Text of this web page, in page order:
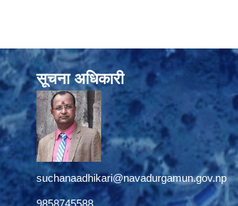
सूचना अधिकारी
suchanaadhikari@navadurgamun.gov.np